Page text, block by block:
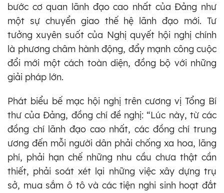
bước cơ quan lãnh đạo cao nhất của Đảng như
một sự chuyển giao thế hệ lãnh đạo mới. Tư
tưởng xuyên suốt của Nghị quyết hội nghị chính
là phương châm hành động, đẩy mạnh công cuộc
đổi mới một cách toàn diện, đồng bộ với những
giải pháp lớn.
Phát biểu bế mạc hội nghị trên cương vị Tổng Bí
thư của Đảng, đồng chí đề nghị: “Lúc này, từ các
đồng chí lãnh đạo cao nhất, các đồng chí trung
ương đến mỗi người dân phải chống xa hoa, lãng
phí, phải hạn chế những nhu cầu chưa thật cần
thiết, phải soát xét lại những việc xây dựng trụ
sở, mua sắm ô tô và các tiện nghi sinh hoạt đắt